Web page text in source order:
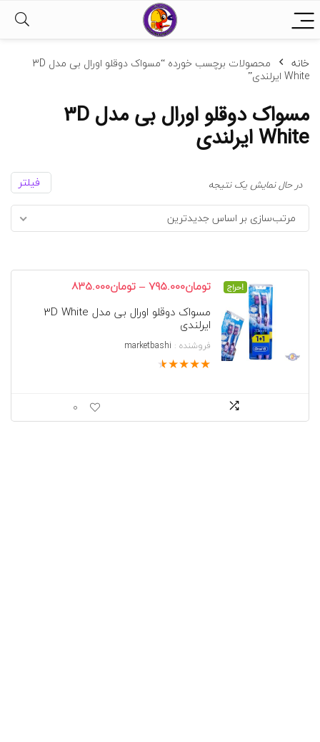
خانه محصولات برچسب خورده “مسواک دوقلو اورال بی مدل 3D
White ایرلندی”
مسواک دوقلو اورال بی مدل 3D
White ایرلندی
فیلتر در حال نمایش یک نتیجه
مرتب‌سازی بر اساس جدیدترین
حراج! تومان795.000
–تومان835.000محدوده
تومان795.000مسواک دوقلو اورال بی مدل 3D White
ایرلندی
فروشنده : marketbashi
★
★
★
★
★
0